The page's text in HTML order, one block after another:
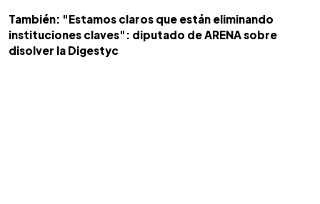
También: "Estamos claros que están eliminando
instituciones claves": diputado de ARENA sobre
disolver la Digestyc